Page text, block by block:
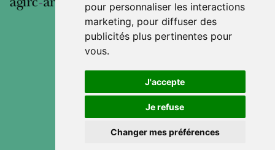
pour personnaliser les interactions
marketing, pour diffuser des
publicités plus pertinentes pour
vous.
J'accepte
Je refuse
Changer mes préférences
Conditions générales d’utilisation
Mentions légales
Gestion des cookies